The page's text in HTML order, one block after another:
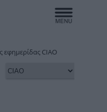
εφημερίδας CIAO